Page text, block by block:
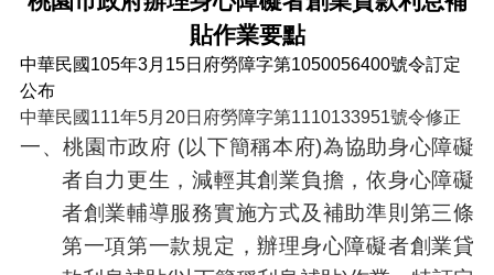
訊
便
民
服
務
貼作業要點
中華民國105年3月15日府勞障字第1050056400號令訂定
公布
中華民國111年5月20日府勞障字第1110133951號令修正
一、桃園市政府 (以下簡稱本府)為協助身心障礙
者自力更生，減輕其創業負擔，依身心障礙
者創業輔導服務實施方式及補助準則第三條
第一項第一款規定，辦理身心障礙者創業貸